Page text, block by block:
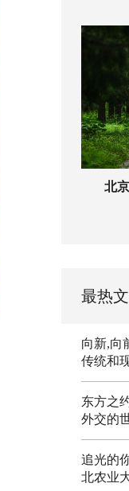
北
最热
向新,向
传统和
东方之
外交的
追光的
北农业